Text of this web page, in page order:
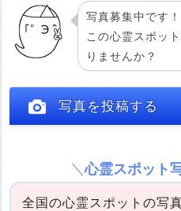
写真募集中です！
この心霊スポッ
りませんか？
写真を投稿する
心霊スポット
全国の心霊スポットの写